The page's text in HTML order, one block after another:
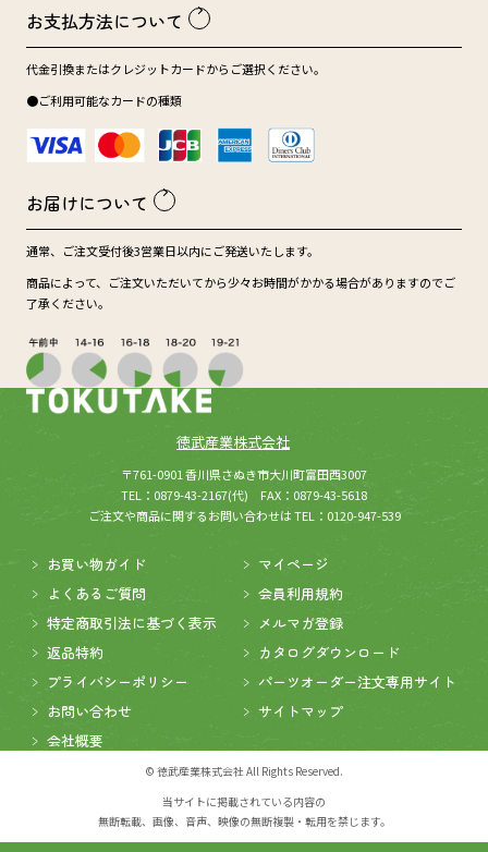
お支払方法について
代金引換またはクレジットカードからご選択ください。
●ご利用可能なカードの種類
お届けについて
通常、ご注文受付後3営業日以内にご発送いたします。
商品によって、ご注文いただいてから少々お時間がかかる場合がありますのでご
了承ください。
徳武産業株式会社
所在：
〒761-0901 香川県さぬき市大川町富田西3007
TEL：0879-43-2167(代) FAX：0879-43-5618
ご注文や商品に関するお問い合わせは TEL：0120-947-539
お買い物ガイド
よくあるご質問
特定商取引法に基づく表示
返品特約
プライバシーポリシー
お問い合わせ
会社概要
マイページ
会員利用規約
メルマガ登録
カタログダウンロード
パーツオーダー注文専用サイト
サイトマップ
© 徳武産業株式会社 All Rights Reserved.
当サイトに掲載されている内容の
無断転載、画像、音声、映像の無断複製・転用を禁じます。